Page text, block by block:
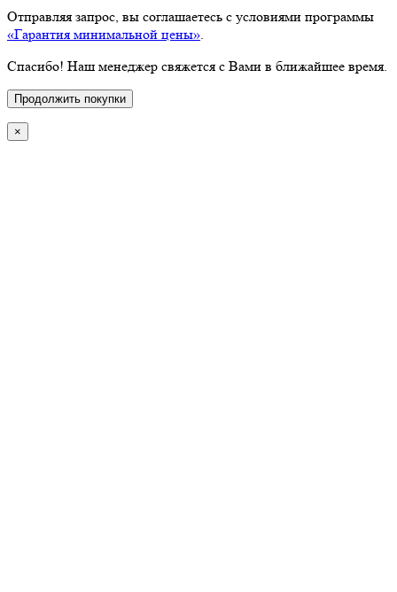
Отправляя запрос, вы соглашаетесь с условиями программы
«Гарантия минимальной цены».
Спасибо! Наш менеджер свяжется с Вами в ближайшее время.
Продолжить покупки
×